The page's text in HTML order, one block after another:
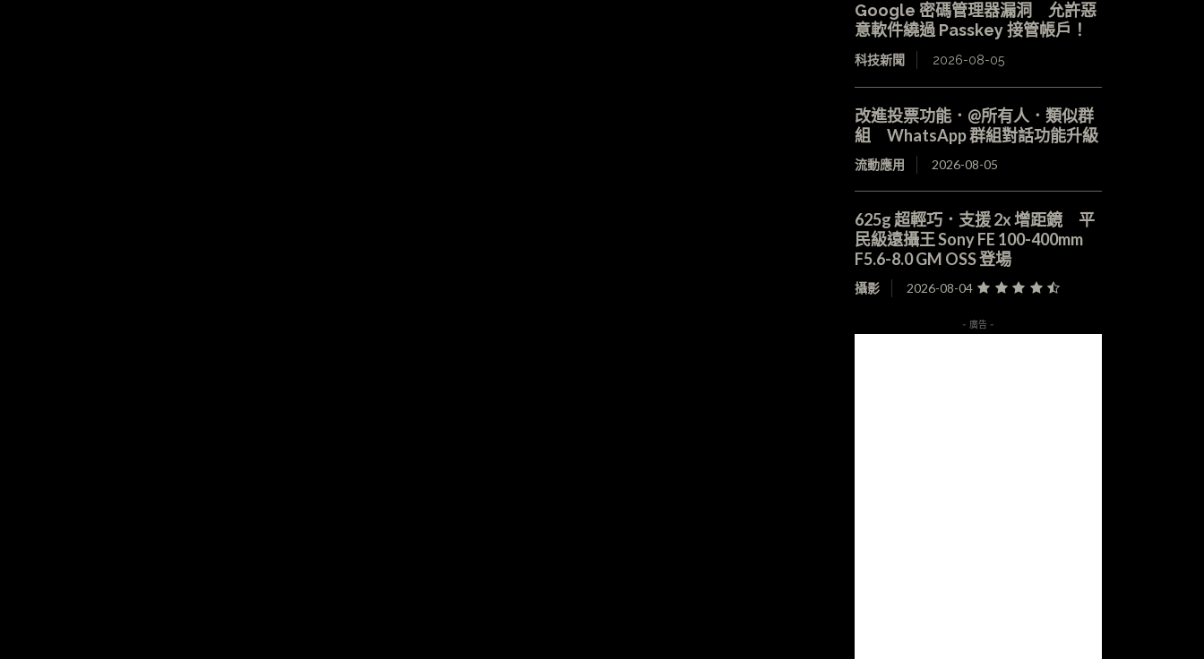
Google 密碼管理器漏洞 允許惡
意軟件繞過 Passkey 接管帳戶！
科技新聞 2026-08-05
改進投票功能．@所有人．類似群
組 WhatsApp 群組對話功能升級
流動應用 2026-08-05
625g 超輕巧．支援 2x 增距鏡 平
民級遠攝王 Sony FE 100-400mm
F5.6-8.0 GM OSS 登場
攝影 2026-08-04
- 廣告 -